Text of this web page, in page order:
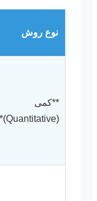
نوع روش
**کمی